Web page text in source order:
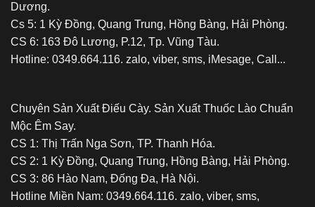
Dương.
Cs 5: 1 Kỳ Đồng, Quang Trung, Hồng Bàng, Hải Phòng.
CS 6: 163 Đô Lương, P.12, Tp. Vũng Tàu.
Hotline: 0349.664.116. zalo, viber, sms, iMesage, Call...
Chuyên Sản Xuất Điếu Cày. Sản Xuất Thuốc Lào Chuẩn
Mộc Êm Say.
CS 1: Thị Trấn Nga Sơn, TP. Thanh Hóa.
CS 2: 1 Kỳ Đồng, Quang Trung, Hồng Bàng, Hải Phòng.
CS 3: 86 Hào Nam, Đống Đa, Hà Nội.
Hotline Miền Nam: 0349.664.116. zalo, viber, sms,